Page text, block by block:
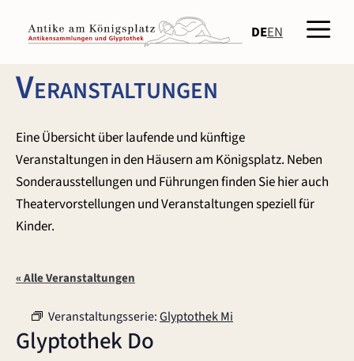
Inhalt
springen
DEEN
Veranstaltungen
Eine Übersicht über laufende und künftige
Veranstaltungen in den Häusern am Königsplatz. Neben
Sonderausstellungen und Führungen finden Sie hier auch
Theatervorstellungen und Veranstaltungen speziell für
Kinder.
« Alle Veranstaltungen
Veranstaltungsserie:Glyptothek Mi
Glyptothek Do